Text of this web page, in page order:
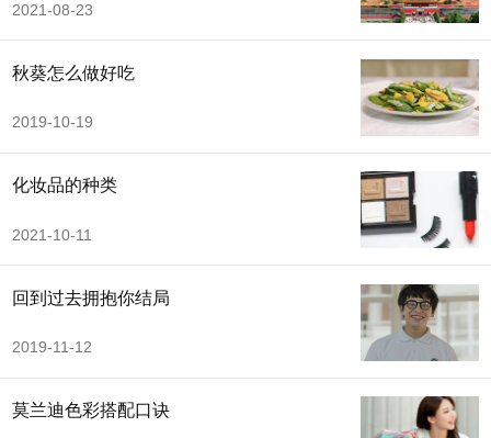
2021-08-23
秋葵怎么做好吃
2019-10-19
化妆品的种类
2021-10-11
回到过去拥抱你结局
2019-11-12
莫兰迪色彩搭配口诀